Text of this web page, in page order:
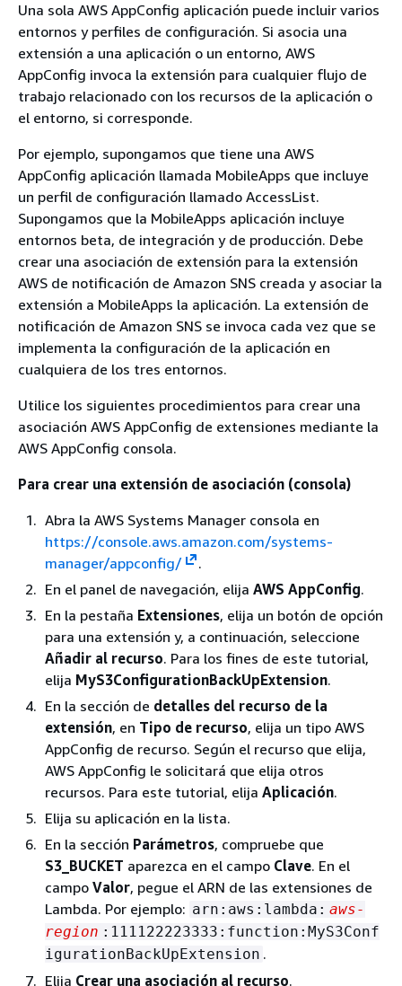
Una sola AWS AppConfig aplicación puede incluir varios
entornos y perfiles de configuración. Si asocia una
extensión a una aplicación o un entorno, AWS
AppConfig invoca la extensión para cualquier flujo de
trabajo relacionado con los recursos de la aplicación o
el entorno, si corresponde.
Por ejemplo, supongamos que tiene una AWS
AppConfig aplicación llamada MobileApps que incluye
un perfil de configuración llamado AccessList.
Supongamos que la MobileApps aplicación incluye
entornos beta, de integración y de producción. Debe
crear una asociación de extensión para la extensión
AWS de notificación de Amazon SNS creada y asociar la
extensión a MobileApps la aplicación. La extensión de
notificación de Amazon SNS se invoca cada vez que se
implementa la configuración de la aplicación en
cualquiera de los tres entornos.
Utilice los siguientes procedimientos para crear una
asociación AWS AppConfig de extensiones mediante la
AWS AppConfig consola.
Para crear una extensión de asociación (consola)
Abra la AWS Systems Manager consola en
https://console.aws.amazon.com/systems-
manager/appconfig/
.
En el panel de navegación, elija AWS AppConfig.
En la pestaña Extensiones, elija un botón de opción
para una extensión y, a continuación, seleccione
Añadir al recurso. Para los fines de este tutorial,
elija MyS3ConfigurationBackUpExtension.
En la sección de detalles del recurso de la
extensión, en Tipo de recurso, elija un tipo AWS
AppConfig de recurso. Según el recurso que elija,
AWS AppConfig le solicitará que elija otros
recursos. Para este tutorial, elija Aplicación.
Elija su aplicación en la lista.
En la sección Parámetros, compruebe que
S3_BUCKET aparezca en el campo Clave. En el
campo Valor, pegue el ARN de las extensiones de
Lambda. Por ejemplo: arn:aws:lambda: aws-
region :111122223333:function:MyS3Conf
igurationBackUpExtension .
Elija Crear una asociación al recurso.